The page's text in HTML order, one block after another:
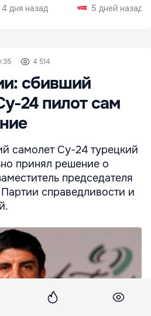
4 дня назад
5 дней назад
4 514
сбивший
24 пилот сам
самолет Су-24 турецкий
принял решение о
председателя
справедливости и